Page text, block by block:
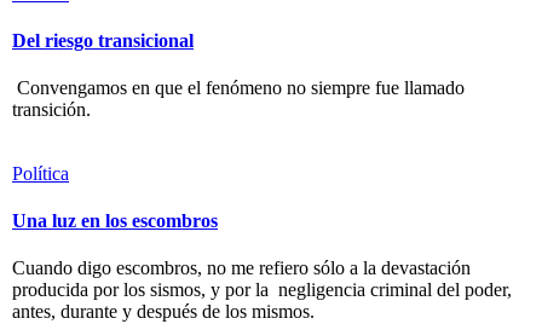
Del riesgo transicional
Convengamos en que el fenómeno no siempre fue llamado
transición.
Política
Una luz en los escombros
Cuando digo escombros, no me refiero sólo a la devastación
producida por los sismos, y por la negligencia criminal del poder,
antes, durante y después de los mismos.